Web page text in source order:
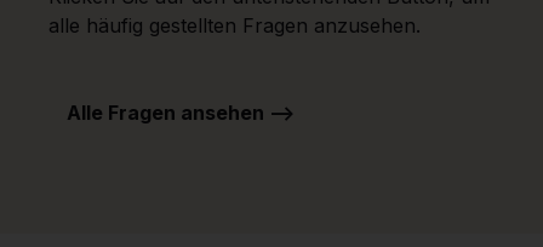
alle häufig gestellten Fragen anzusehen.
Alle Fragen ansehen -->